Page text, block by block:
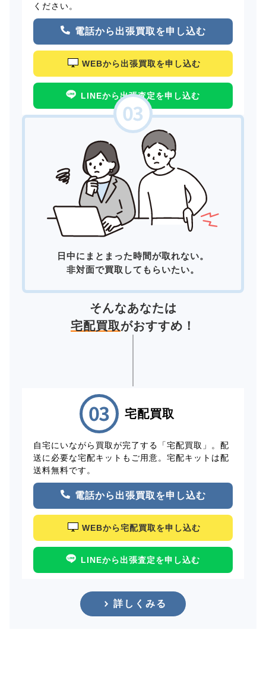
ください。
電話から出張買取を申し込む
WEBから出張買取を申し込む
LINEから出張査定を申し込む
日中にまとまった時間が取れない。
非対面で買取してもらいたい。
そんなあなたは
宅配買取がおすすめ！
宅配買取
自宅にいながら買取が完了する「宅配買取」。配
送に必要な宅配キットもご用意。宅配キットは配
送料無料です。
電話から出張買取を申し込む
WEBから宅配買取を申し込む
LINEから出張査定を申し込む
詳しくみる